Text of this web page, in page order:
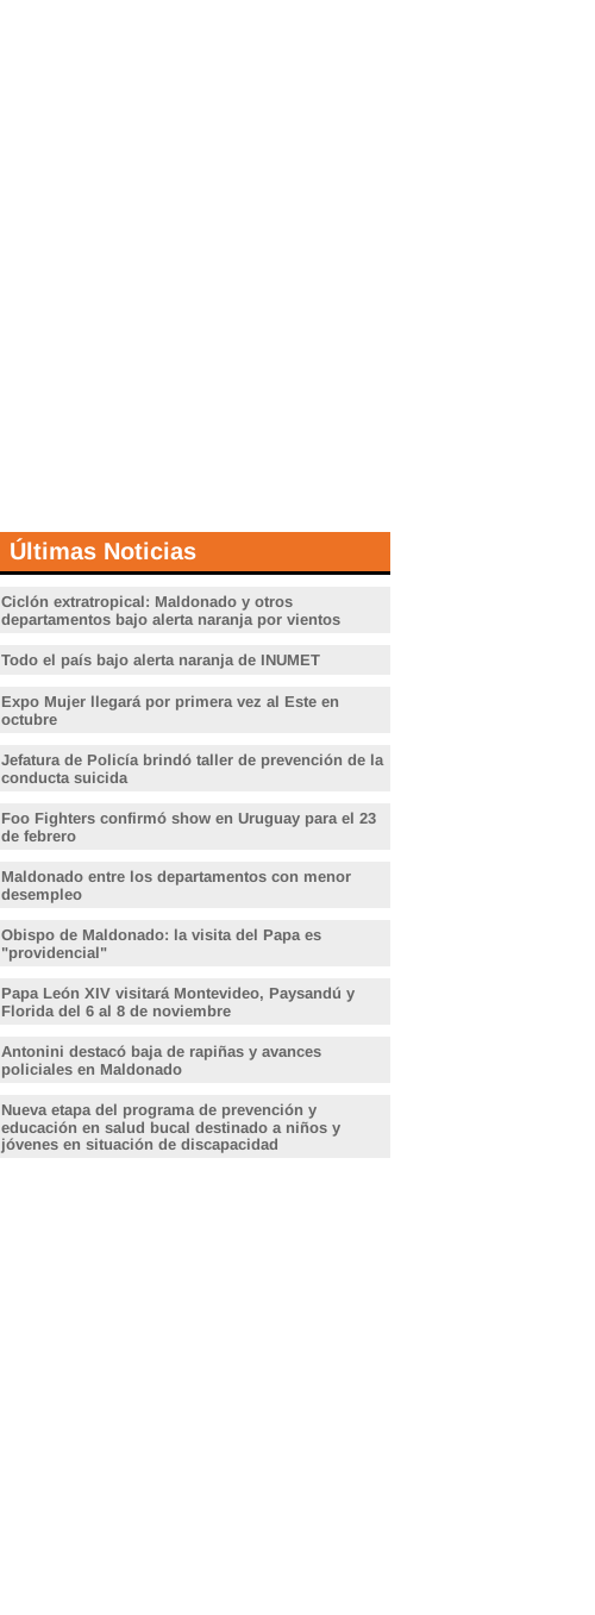
Últimas Noticias
Ciclón extratropical: Maldonado y otros
departamentos bajo alerta naranja por vientos
Todo el país bajo alerta naranja de INUMET
Expo Mujer llegará por primera vez al Este en
octubre
Jefatura de Policía brindó taller de prevención de la
conducta suicida
Foo Fighters confirmó show en Uruguay para el 23
de febrero
Maldonado entre los departamentos con menor
desempleo
Obispo de Maldonado: la visita del Papa es
"providencial"
Papa León XIV visitará Montevideo, Paysandú y
Florida del 6 al 8 de noviembre
Antonini destacó baja de rapiñas y avances
policiales en Maldonado
Nueva etapa del programa de prevención y
educación en salud bucal destinado a niños y
jóvenes en situación de discapacidad